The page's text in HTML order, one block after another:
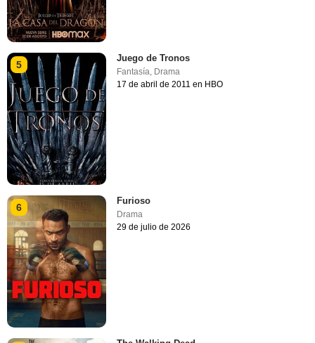
5
Juego de Tronos
Fantasía Drama
17 de abril de 2011 en HBO
6
Furioso
Drama
29 de julio de 2026